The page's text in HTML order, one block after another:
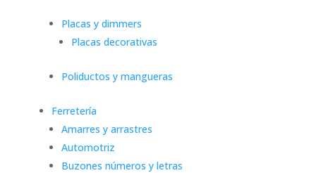
Placas y dimmers
Placas decorativas
Poliductos y mangueras
Ferretería
Amarres y arrastres
Automotriz
Buzones números y letras